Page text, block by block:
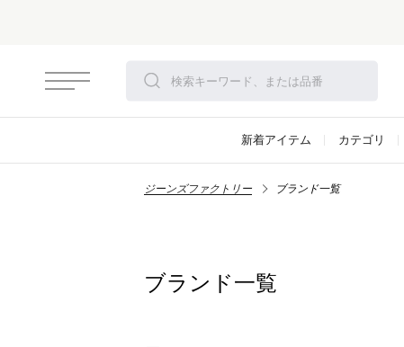
新着アイテム カテゴリ
ジーンズファクトリー ブランド一覧
ブランド一覧